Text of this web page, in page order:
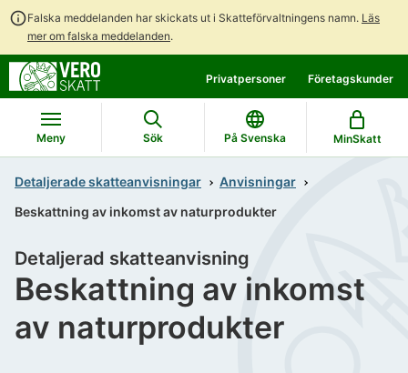
Falska meddelanden har skickats ut i Skatteförvaltningens namn. Läs
mer om falska meddelanden.
direkt
till
innehållet
till
hela
webbplatsens
sökning
Privatpersoner Företagskunder
Meny Sök På Svenska MinSkatt
Detaljerade skatteanvisningar
Anvisningar
Beskattning av inkomst av naturprodukter
Beskattning av inkomst
av naturprodukter
Detaljerad skatteanvisning